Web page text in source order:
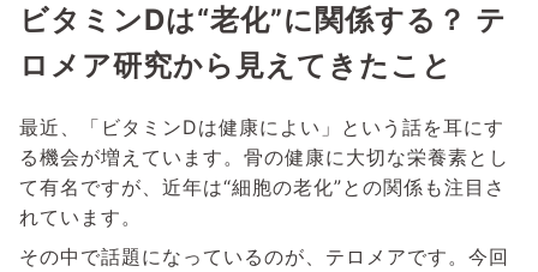
ビタミンDは“老化”に関係する？ テ
ロメア研究から見えてきたこと
最近、「ビタミンDは健康によい」という話を耳にす
る機会が増えています。骨の健康に大切な栄養素とし
て有名ですが、近年は“細胞の老化”との関係も注目さ
れています。
その中で話題になっているのが、テロメアです。今回